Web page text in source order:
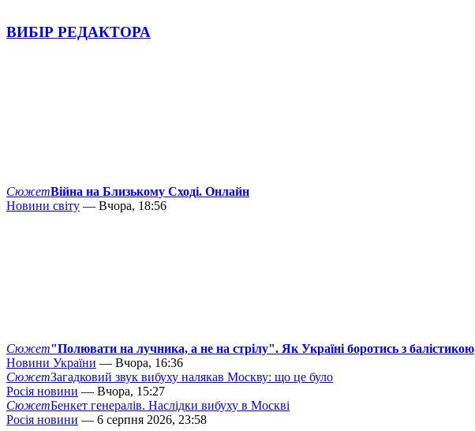
ВИБІР РЕДАКТОРА
СюжетВійна на Близькому Сході. Онлайн
Новини світу — Вчора, 18:56
Сюжет"Полювати на лучника, а не на стрілу". Як Україні боротись з балістикою
Новини України — Вчора, 16:36
СюжетЗагадковий звук вибуху налякав Москву: що це було
Росія новини — Вчора, 15:27
СюжетБенкет генералів. Наслідки вибуху в Москві
Росія новини — 6 серпня 2026, 23:58